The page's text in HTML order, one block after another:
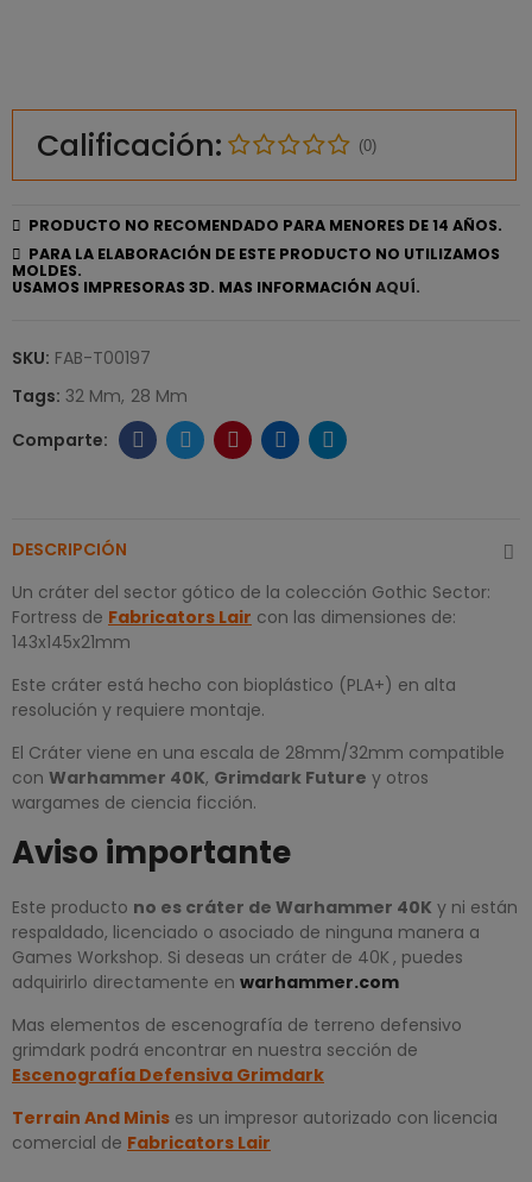
Calificación: (0)
PRODUCTO NO RECOMENDADO PARA MENORES DE 14 AÑOS.
PARA LA ELABORACIÓN DE ESTE PRODUCTO NO UTILIZAMOS
MOLDES.
USAMOS IMPRESORAS 3D. MAS INFORMACIÓN AQUÍ.
SKU: FAB-T00197
Tags: 32 Mm 28 Mm
DESCRIPCIÓN
Un cráter del sector gótico de la colección Gothic Sector:
Fortress de Fabricators Lair con las dimensiones de:
143x145x21mm
Este cráter está hecho con bioplástico (PLA+) en alta
resolución y requiere montaje.
El Cráter viene en una escala de 28mm/32mm compatible
con Warhammer 40K, Grimdark Future y otros
wargames de ciencia ficción.
Aviso importante
Este producto no es cráter de Warhammer 40K y ni están
respaldado, licenciado o asociado de ninguna manera a
Games Workshop. Si deseas un cráter de 40K , puedes
adquirirlo directamente en warhammer.com
Mas elementos de escenografía de terreno defensivo
grimdark podrá encontrar en nuestra sección de
Escenografía Defensiva Grimdark
Terrain And Minis es un impresor autorizado con licencia
comercial de Fabricators Lair